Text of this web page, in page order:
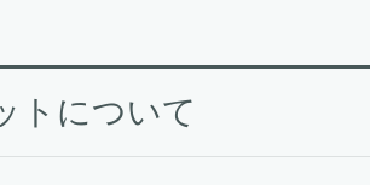
トについて